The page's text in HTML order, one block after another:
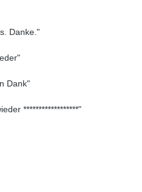
Danke."
Dank"
******************"